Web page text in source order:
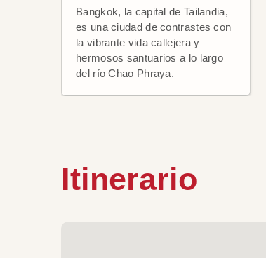
Bangkok, la capital de Tailandia,
es una ciudad de contrastes con
la vibrante vida callejera y
hermosos santuarios a lo largo
del río Chao Phraya.
Itinerario